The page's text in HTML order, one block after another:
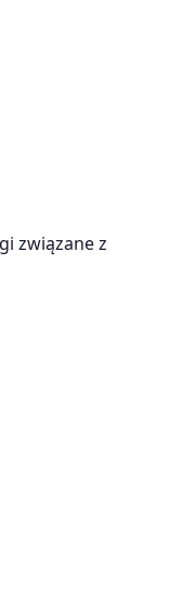
związane z